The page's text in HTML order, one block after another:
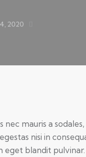
2020
nec mauris a
nisi in
eget blandit